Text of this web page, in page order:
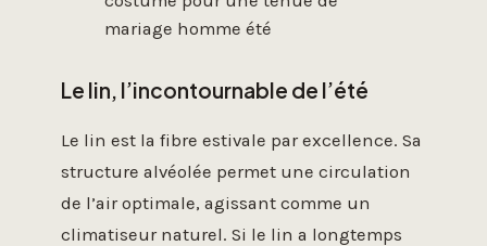
mariage homme été
Le lin, l’incontournable de l’été
Le lin est la fibre estivale par excellence. Sa
structure alvéolée permet une circulation
de l’air optimale, agissant comme un
climatiseur naturel. Si le lin a longtemps